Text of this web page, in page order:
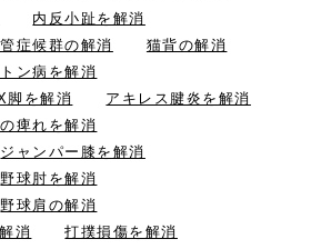
内反小趾を解消
症候群の解消
猫背の解消
ン病を解消
脚を解消
アキレス腱炎を解消
痺れを解消
ジャンパー膝を解消
野球肘を解消
野球肩の解消
消
打撲損傷を解消